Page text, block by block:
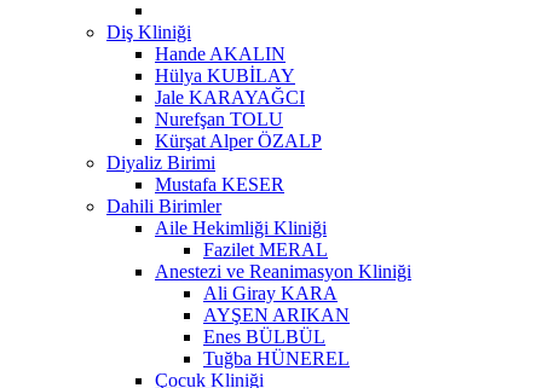
Diş Kliniği
Hande AKALIN
Hülya KUBİLAY
Jale KARAYAĞCI
Nurefşan TOLU
Kürşat Alper ÖZALP
Diyaliz Birimi
Mustafa KESER
Dahili Birimler
Aile Hekimliği Kliniği
Fazilet MERAL
Anestezi ve Reanimasyon Kliniği
Ali Giray KARA
AYŞEN ARIKAN
Enes BÜLBÜL
Tuğba HÜNEREL
Çocuk Kliniği